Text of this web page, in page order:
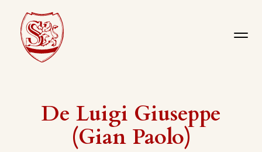
De Luigi Giuseppe
(Gian Paolo)